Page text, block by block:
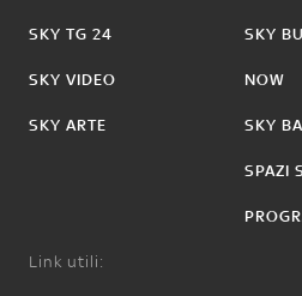
SKY TG 24
SKY VIDEO
SKY ARTE
SKY
NOW
SKY
SPAZI
Link utili: